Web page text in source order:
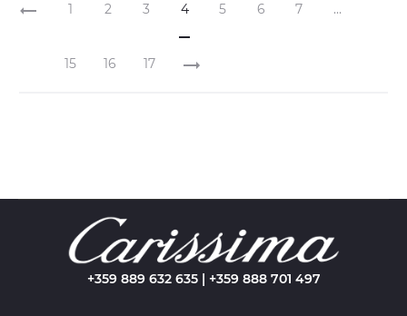
1 2 3 4 5 6 7 …
15 16 17
+359 889 632 635 | +359 888 701 497